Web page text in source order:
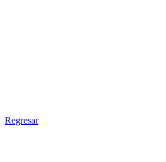
Regresar